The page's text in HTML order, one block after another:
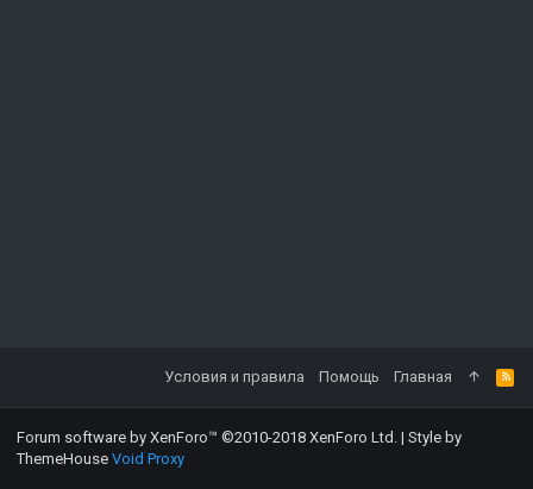
Условия и правила Помощь Главная
Forum software by XenForo™ ©2010-2018 XenForo Ltd. | Style by
ThemeHouse Void Proxy